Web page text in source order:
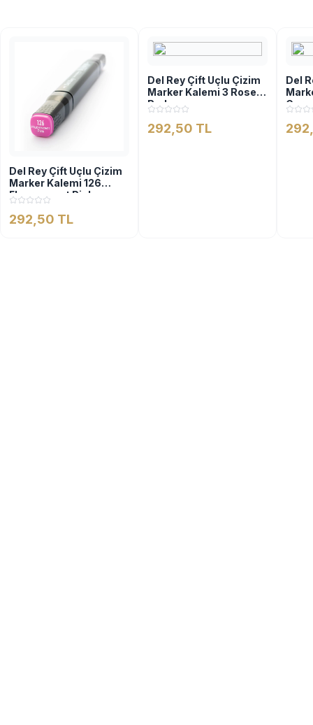
Del Rey Çift Uçlu Çizim
Marker Kalemi 126
Fluorescent Pink
292,50 TL
Del Rey Çift Uçlu Çizim
Marker Kalemi 3 Rose
Red
292,50 TL
Del